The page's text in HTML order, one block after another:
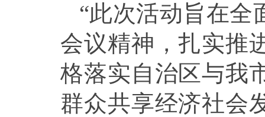
“此次活动旨在全
会议精神，扎实推
格落实自治区与我
群众共享经济社会